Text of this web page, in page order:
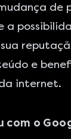
de
a
e
internet.
com o